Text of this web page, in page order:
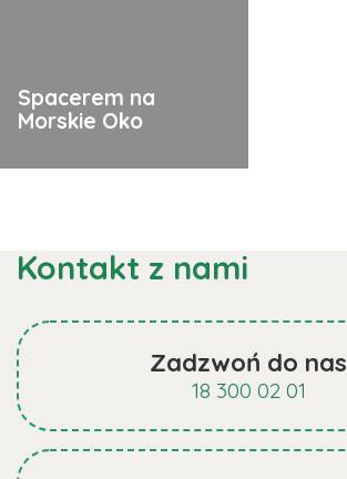
Spacerem na
Morskie Oko
Kontakt z nami
Zadzwoń do nas
18 300 02 01